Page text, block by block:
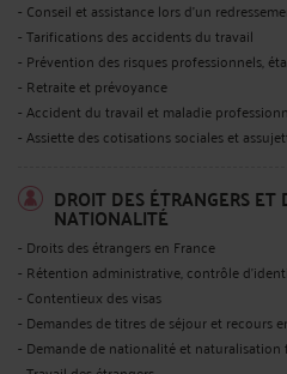
- Conseil et assistance lors d'un
- Tarifications des accidents du travail
- Prévention des risques professionnels,
- Retraite et prévoyance
- Accident du travail et maladie
- Assiette des cotisations sociales et
DROIT DES ÉTRANGERS ET
NATIONALITÉ
- Droits des étrangers en France
- Rétention administrative, contrôle
- Contentieux des visas
- Demandes de titres de séjour et recours
- Demande de nationalité et naturalisation